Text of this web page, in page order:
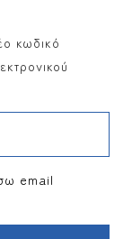
κωδικό
email